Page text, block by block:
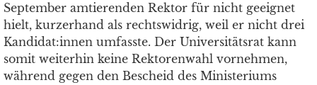
September amtierenden Rektor für nicht geeignet
hielt, kurzerhand als rechtswidrig, weil er nicht drei
Kandidat:innen umfasste. Der Universitätsrat kann
somit weiterhin keine Rektorenwahl vornehmen,
während gegen den Bescheid des Ministeriums